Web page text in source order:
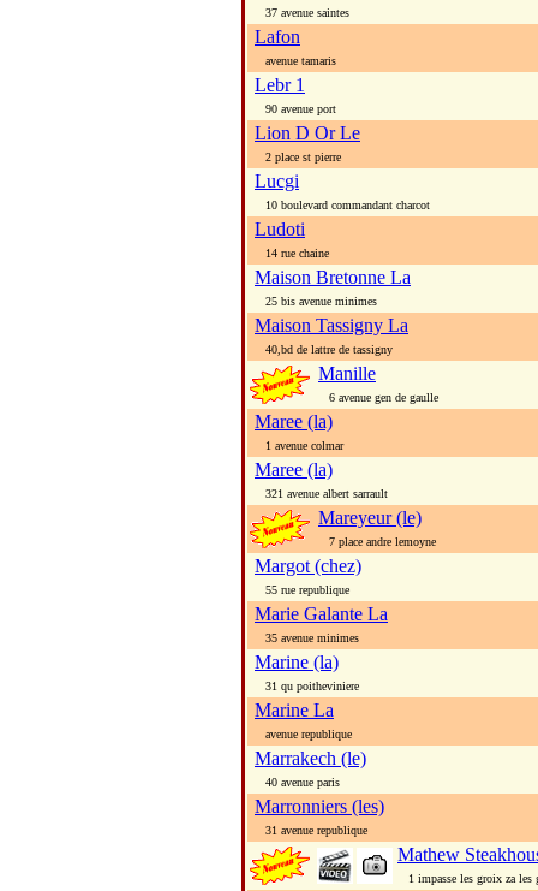
37 avenue saintes
Lafon
avenue tamaris
Lebr 1
90 avenue port
Lion D Or Le
2 place st pierre
Lucgi
10 boulevard commandant charcot
Ludoti
14 rue chaine
Maison Bretonne La
25 bis avenue minimes
Maison Tassigny La
40,bd de lattre de tassigny
Manille
6 avenue gen de gaulle
Maree (la)
1 avenue colmar
Maree (la)
321 avenue albert sarrault
Mareyeur (le)
7 place andre lemoyne
Margot (chez)
55 rue republique
Marie Galante La
35 avenue minimes
Marine (la)
31 qu poitheviniere
Marine La
avenue republique
Marrakech (le)
40 avenue paris
Marronniers (les)
31 avenue republique
Mathew
1 impasse les groix za les